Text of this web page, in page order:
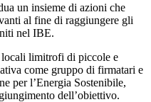
un insieme di azioni che
al fine di raggiungere gli
nel IBE.
limitrofi di piccole e
come gruppo di firmatari e
per l’Energia Sostenibile,
dell’obiettivo.